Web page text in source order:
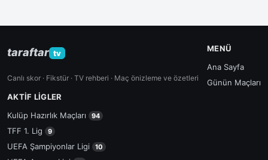
taraftar tv
Canlı skor · Fikstür · TV rehberi · Maç önizleme ve özetleri
MENÜ
Ana Sayfa
Günün Maçları
AKTIF LIGLER
Kulüp Hazırlık Maçları
94
TFF 1. Lig 9
UEFA Şampiyonlar Ligi 10